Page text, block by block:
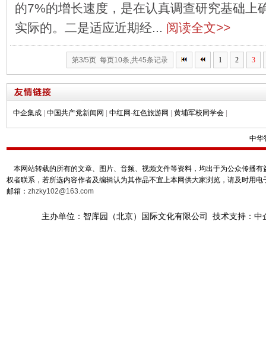
的7%的增长速度，是在认真调查研究基础上
实际的。二是适应近期经... 阅读全文>>
第3/5页 每页10条,共45条记录 1 2 3
中企集成 中国共产党新闻网 中红网-红色旅游网 黄埔军校同学会
中华
本网站转载的所有的文章、图片、音频、视频文件等资料，均出于为公众传播
权者联系，若所选内容作者及编辑认为其作品不宜上本网供大家浏览，请及时用
邮箱： zhzky102@163.com
主办单位：智库园（北京）国际文化有限公司 技术支持：